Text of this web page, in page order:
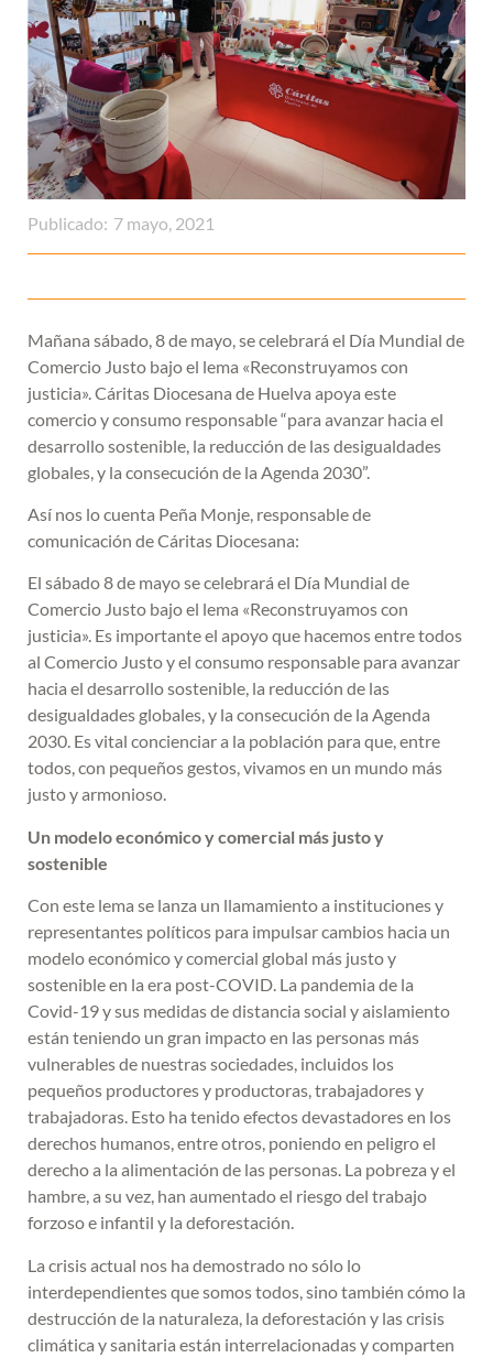
Publicado: 7 mayo, 2021
Mañana sábado, 8 de mayo, se celebrará el Día Mundial de
Comercio Justo bajo el lema «Reconstruyamos con
justicia». Cáritas Diocesana de Huelva apoya este
comercio y consumo responsable “para avanzar hacia el
desarrollo sostenible, la reducción de las desigualdades
globales, y la consecución de la Agenda 2030”.
Así nos lo cuenta Peña Monje, responsable de
comunicación de Cáritas Diocesana:
El sábado 8 de mayo se celebrará el Día Mundial de
Comercio Justo bajo el lema «Reconstruyamos con
justicia». Es importante el apoyo que hacemos entre todos
al Comercio Justo y el consumo responsable para avanzar
hacia el desarrollo sostenible, la reducción de las
desigualdades globales, y la consecución de la Agenda
2030. Es vital concienciar a la población para que, entre
todos, con pequeños gestos, vivamos en un mundo más
justo y armonioso.
Un modelo económico y comercial más justo y
sostenible
Con este lema se lanza un llamamiento a instituciones y
representantes políticos para impulsar cambios hacia un
modelo económico y comercial global más justo y
sostenible en la era post-COVID. La pandemia de la
Covid-19 y sus medidas de distancia social y aislamiento
están teniendo un gran impacto en las personas más
vulnerables de nuestras sociedades, incluidos los
pequeños productores y productoras, trabajadores y
trabajadoras. Esto ha tenido efectos devastadores en los
derechos humanos, entre otros, poniendo en peligro el
derecho a la alimentación de las personas. La pobreza y el
hambre, a su vez, han aumentado el riesgo del trabajo
forzoso e infantil y la deforestación.
La crisis actual nos ha demostrado no sólo lo
interdependientes que somos todos, sino también cómo la
destrucción de la naturaleza, la deforestación y las crisis
climática y sanitaria están interrelacionadas y comparten